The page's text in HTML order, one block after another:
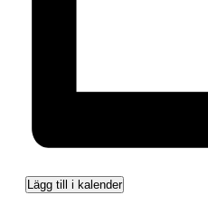
Lägg till i kalender